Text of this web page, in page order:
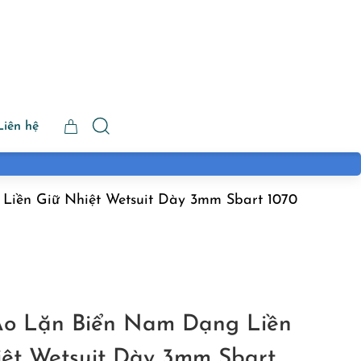
hệ
Giữ Nhiệt Wetsuit Dày 3mm Sbart 1070
Lặn Biển Nam Dạng Liền